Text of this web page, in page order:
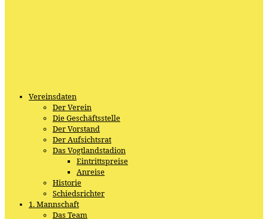
Vereinsdaten
Der Verein
Die Geschäftsstelle
Der Vorstand
Der Aufsichtsrat
Das Vogtlandstadion
Eintrittspreise
Anreise
Historie
Schiedsrichter
1. Mannschaft
Das Team